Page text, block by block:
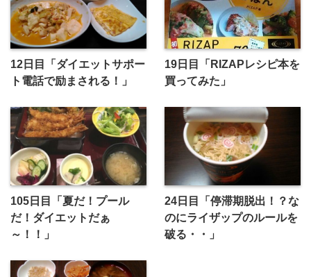
12日目「ダイエットサポー
ト電話で励まされる！」
19日目「RIZAPレシピ本を
買ってみた」
105日目「夏だ！プール
だ！ダイエットだぁ
～！！」
24日目「停滞期脱出！？な
のにライザップのルールを
破る・・」